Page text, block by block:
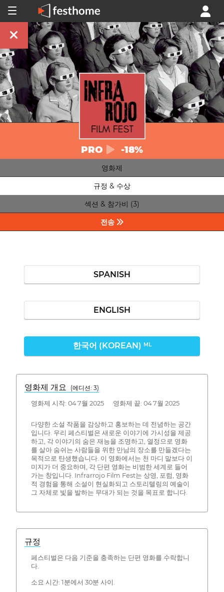
PRO -18%
영화제
규정 & 수상
섹션 & 참가비 (3)
전송
SPANISH
ENGLISH
한국어 (KOREAN) ML
영화제 개요 (에디션: 3)
영화제 시작: 04 7월 2025 영화제 끝: 04 7월 2025
다양한 소설 작품을 감상하고 홍보하는 데 전념하는 공간
입니다. 우리 페스티벌은 새로운 이야기에 가시성을 제공
하고, 각 이야기의 숨은 재능을 조명하고, 열정으로 영화
를 살아 숨쉬는 사람들을 위한 만남의 장소를 만들겠다는
목적으로 탄생했습니다. 이 영화에서는 천 마디 말보다 이
미지가 더 중요하며, 각 단편 영화는 비범한 세계로 들어
가는 창입니다. Infrarrojo Film Fest는 상영, 포럼, 영화
적 경험을 통해 소설이 현실화되고 스토리텔링의 예술이
그 자체로 빛을 발하는 무대가 되는 것을 목표로 합니다.
규정
페스티벌은 다음 기준을 충족하는 단편 영화를 수락합니
다.
소요 시간: 1분에서 30분 사이.